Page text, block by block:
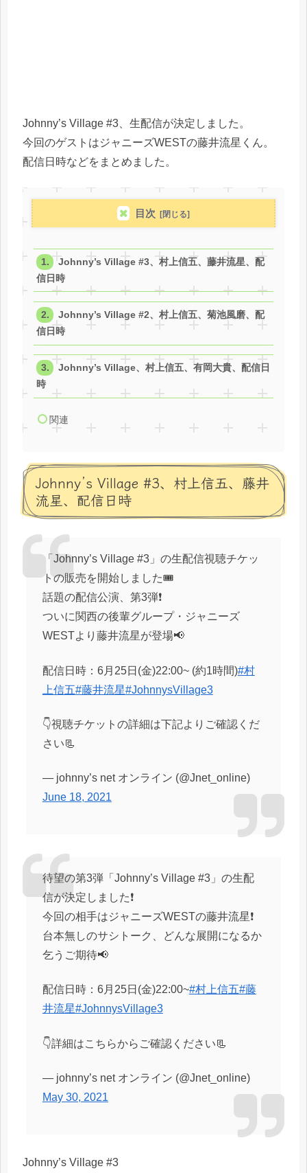
Johnny’s Village #3、生配信が決定しました。
今回のゲストはジャニーズWESTの藤井流星くん。
配信日時などをまとめました。
目次
Johnny’s Village #3、村上信五、藤井流星、配
信日時
Johnny’s Village #2、村上信五、菊池風磨、配
信日時
Johnny’s Village、村上信五、有岡大貴、配信日
時
関連
Johnny’s Village #3、村上信五、藤井
流星、配信日時
「Johnny’s Village #3」の生配信視聴チケッ
トの販売を開始しました🎟
話題の配信公演、第3弾❗️
ついに関西の後輩グループ・ジャニーズ
WESTより藤井流星が登場📢
配信日時：6月25日(金)22:00~ (約1時間)#村
上信五#藤井流星#JohnnysVillage3
👇視聴チケットの詳細は下記よりご確認くだ
さい📃
— johnny’s net オンライン (@Jnet_online)
June 18, 2021
待望の第3弾「Johnny’s Village #3」の生配
信が決定しました❗️
今回の相手はジャニーズWESTの藤井流星❗️
台本無しのサシトーク、どんな展開になるか
乞うご期待📢
配信日時：6月25日(金)22:00~#村上信五#藤
井流星#JohnnysVillage3
👇詳細はこちらからご確認ください📃
— johnny’s net オンライン (@Jnet_online)
May 30, 2021
Johnny’s Village #3